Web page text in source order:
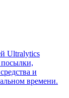
Ultralytics
и
времени.